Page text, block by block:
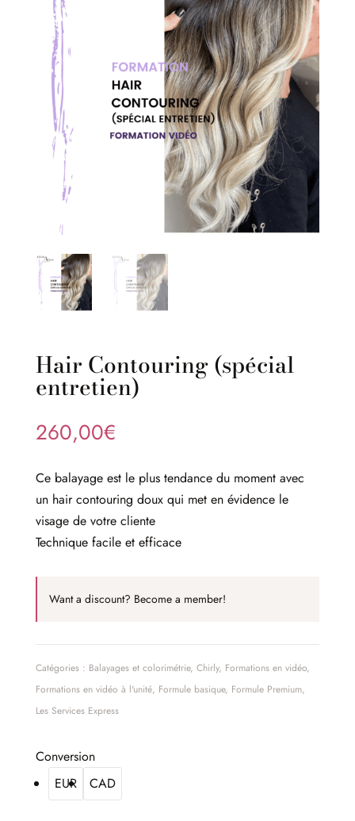
Hair Contouring (spécial
entretien)
260,00€
Ce balayage est le plus tendance du moment avec
un hair contouring doux qui met en évidence le
visage de votre cliente
Technique facile et efficace
Want a discount? Become a member!
Catégories : Balayages et colorimétrie, Chirly, Formations en vidéo,
Formations en vidéo à l'unité, Formule basique, Formule Premium,
Les Services Express
Conversion
EUR
CAD